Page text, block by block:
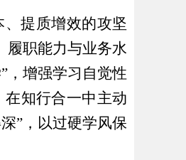
提质增效的攻坚
履职能力与业务水
，增强学习自觉性
在知行合一中主动
”，以过硬学风保